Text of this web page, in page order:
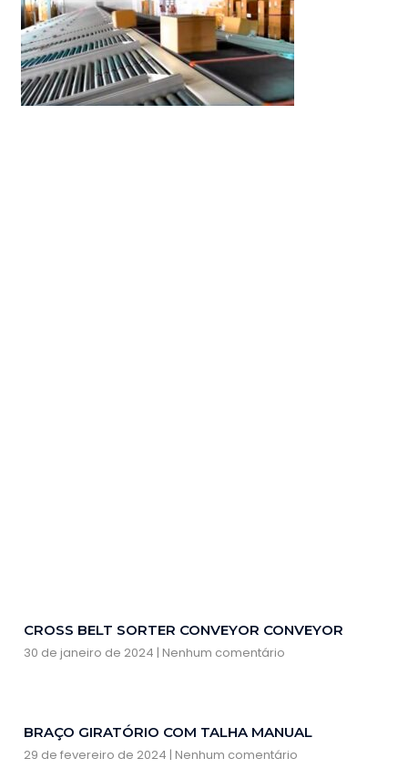
CROSS BELT SORTER CONVEYOR CONVEYOR
30 de janeiro de 2024 Nenhum comentário
BRAÇO GIRATÓRIO COM TALHA MANUAL
29 de fevereiro de 2024 Nenhum comentário